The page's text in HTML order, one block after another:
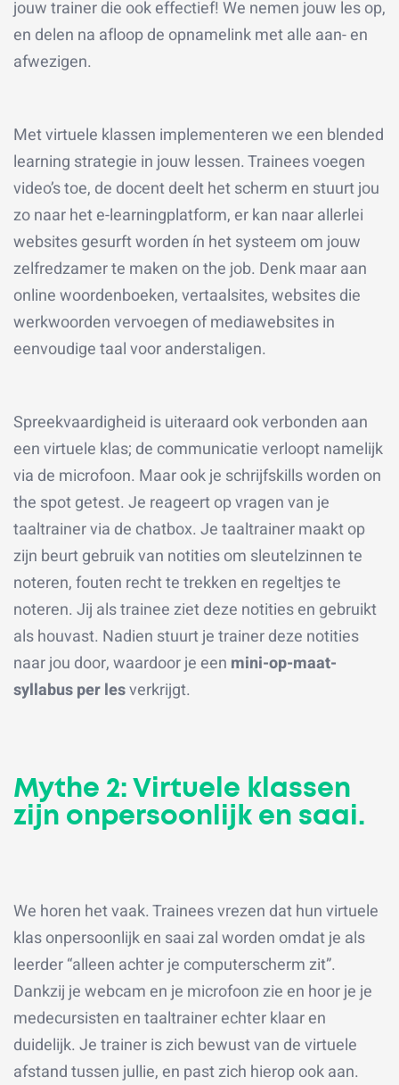
jouw trainer die ook effectief! We nemen jouw les op,
en delen na afloop de opnamelink met alle aan- en
afwezigen.
Met virtuele klassen implementeren we een blended
learning strategie in jouw lessen. Trainees voegen
video’s toe, de docent deelt het scherm en stuurt jou
zo naar het e-learningplatform, er kan naar allerlei
websites gesurft worden ín het systeem om jouw
zelfredzamer te maken on the job. Denk maar aan
online woordenboeken, vertaalsites, websites die
werkwoorden vervoegen of mediawebsites in
eenvoudige taal voor anderstaligen.
Spreekvaardigheid is uiteraard ook verbonden aan
een virtuele klas; de communicatie verloopt namelijk
via de microfoon. Maar ook je schrijfskills worden on
the spot getest. Je reageert op vragen van je
taaltrainer via de chatbox. Je taaltrainer maakt op
zijn beurt gebruik van notities om sleutelzinnen te
noteren, fouten recht te trekken en regeltjes te
noteren. Jij als trainee ziet deze notities en gebruikt
als houvast. Nadien stuurt je trainer deze notities
naar jou door, waardoor je een mini-op-maat-
syllabus per lesverkrijgt.
Mythe 2: Virtuele klassen
zijn onpersoonlijk en saai.
We horen het vaak. Trainees vrezen dat hun virtuele
klas onpersoonlijk en saai zal worden omdat je als
leerder “alleen achter je computerscherm zit”.
Dankzij je webcam en je microfoon zie en hoor je je
medecursisten en taaltrainer echter klaar en
duidelijk. Je trainer is zich bewust van de virtuele
afstand tussen jullie, en past zich hierop ook aan.